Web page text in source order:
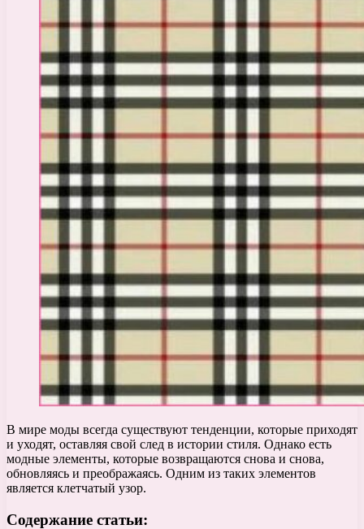
В мире моды всегда существуют тенденции, которые приходят
и уходят, оставляя свой след в истории стиля. Однако есть
модные элементы, которые возвращаются снова и снова,
обновляясь и преображаясь. Одним из таких элементов
является клетчатый узор.
Содержание статьи: